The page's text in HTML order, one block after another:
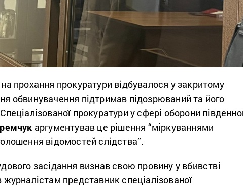
прохання прокуратури відбувалося у закритому
обвинувачення підтримав підозрюваний та його
прокуратури у сфері оборони
аргументував це рішення “міркуваннями
відомостей слідства”.
засідання визнав свою провину у вбивстві
представник спеціалізованої